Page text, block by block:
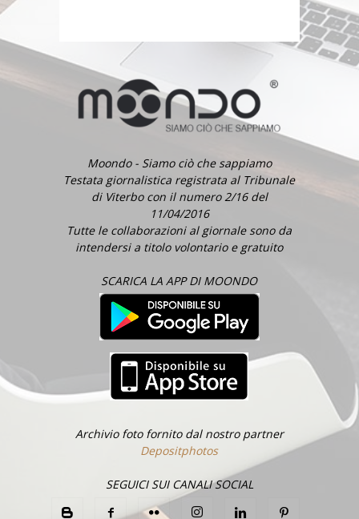
Moondo - Siamo ciò che sappiamo
Testata giornalistica registrata al Tribunale
di Viterbo con il numero 2/16 del
11/04/2016
Tutte le collaborazioni al giornale sono da
intendersi a titolo volontario e gratuito
SCARICA LA APP DI MOONDO
Archivio foto fornito dal nostro partner
Depositphotos
SEGUICI SUI CANALI SOCIAL